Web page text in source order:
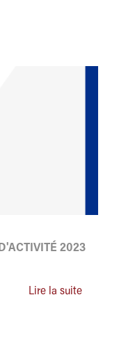
2023
Lire la suite